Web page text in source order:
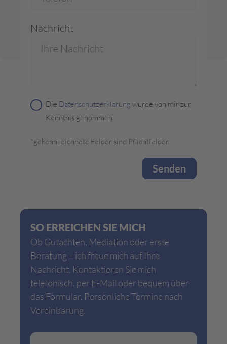
Nachricht
Die Datenschutzerklärung wurde von mir zur
Kenntnis genommen.
*gekennzeichnete Felder sind Pflichtfelder.
SO ERREICHEN SIE MICH
Ob Gutachten, Mediation oder erste
Beratung – ich freue mich auf Ihre
Nachricht. Kontaktieren Sie mich
telefonisch, per E-Mail oder bequem über
das Formular. Persönliche Termine nach
Vereinbarung.